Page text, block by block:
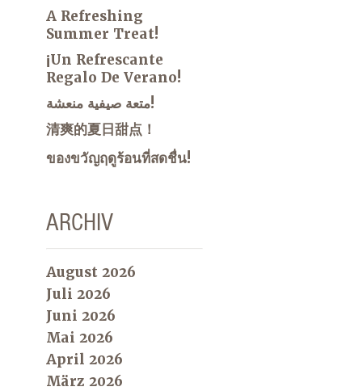
A Refreshing
Summer Treat!
¡Un Refrescante
Regalo De Verano!
متعة صيفية منعشة!
清爽的夏日甜点！
ของขวัญฤดูร้อนที่สดชื่น!
ARCHIV
August 2026
Juli 2026
Juni 2026
Mai 2026
April 2026
März 2026